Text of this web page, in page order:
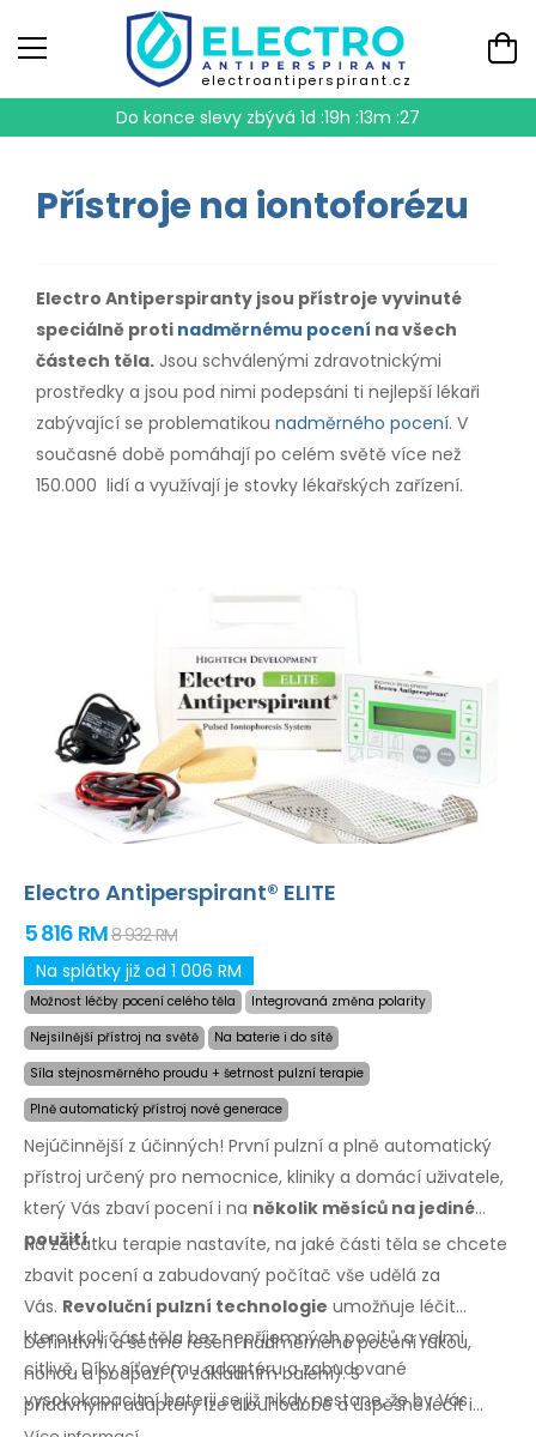
electroantiperspirant.cz
Do konce slevy zbývá 1d :19h :13m :27
Přístroje na iontoforézu
Electro Antiperspiranty jsou přístroje vyvinuté
speciálně proti nadměrnému pocení na všech
částech těla. Jsou schválenými zdravotnickými
prostředky a jsou pod nimi podepsáni ti nejlepší lékaři
zabývající se problematikou nadměrného pocení. V
současné době pomáhají po celém světě více než
150.000 lidí a využívají je stovky lékařských zařízení.
Electro Antiperspirant® ELITE
5 816 RM8 932 RM
Na splátky již od 1 006 RM
Možnost léčby pocení celého těla
Integrovaná změna polarity
Nejsilnější přístroj na světě
Na baterie i do sítě
Síla stejnosměrného proudu + šetrnost pulzní terapie
Plně automatický přístroj nové generace
Nejúčinnější z účinných! První pulzní a plně automatický
přístroj určený pro nemocnice, kliniky a domácí uživatele,
který Vás zbaví pocení i na několik měsíců na jediné
použití.
Na začátku terapie nastavíte, na jaké části těla se chcete
zbavit pocení a zabudovaný počítač vše udělá za
Vás. Revoluční pulzní technologie umožňuje léčit
kteroukoli část těla bez nepříjemných pocitů a velmi
citlivě. Díky síťovému adaptéru a zabudované
vysokokapacitní baterii se již nikdy nestane, že by Vás
zaskočili vybité baterie.
Definitivní a šetrné řešení nadměrného pocení rukou,
nohou a podpaží(v základnímbalení).S
přídavnýmiadaptéry lze dlouhodobě a úspěšně léčit i